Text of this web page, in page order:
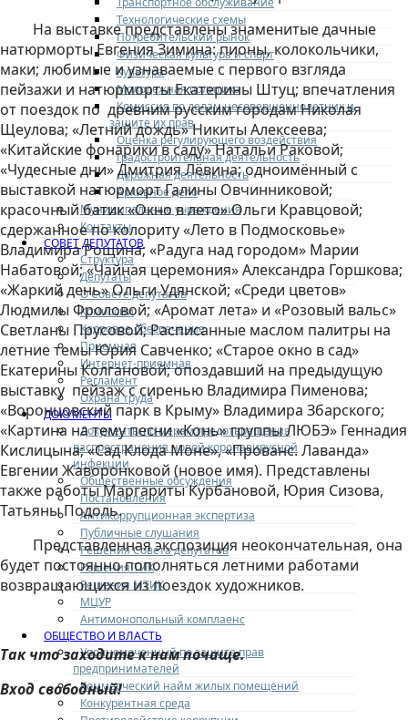
Технологические схемы
Потребительский рынок
Физическая культура и спорт
Культура
Молодежная политика
Комиссия по делам несовершеннолетних и
защите их прав
Оценка регулирующего воздействия
Градостроительная деятельность
Дорожная деятельность
Архивное дело
Муниципальные учреждения
Контакты
СОВЕТ ДЕПУТАТОВ
Структура
Депутаты
О Совете депутатов
Комиссии
Кадровое обеспечение
Приемная
Интернет-приемная
Регламент
Охрана труда
ДОКУМЕНТЫ
Документы по мерам предотвращения
распространения новой коронавирусной
инфекции
Общественные обсуждения
Постановления
Антикоррупционная экспертиза
Публичные слушания
Решения Совета депутатов
Решения ТИК
Решения МТИК
МЦУР
Антимонопольный комплаенс
ОБЩЕСТВО И ВЛАСТЬ
Уполномоченный по защите прав
предпринимателей
Коммерческий найм жилых помещений
Конкурентная среда
На выставке представлены знаменитые дачные
натюрморты Евгения Зимина: пионы, колокольчики,
маки; любимые и узнаваемые с первого взгляда
пейзажи и натюрморты Екатерины Штуц; впечатления
от поездок по древним русским городам Николая
Щеулова; «Летний дождь» Никиты Алексеева;
«Китайские фонарики в саду» Натальи Раковой;
«Чудесные дни» Дмитрия Лёвина; одноимённый с
выставкой натюрморт Галины Овчинниковой;
красочный батик «Окно в лето» Ольги Кравцовой;
сдержанное по колориту «Лето в Подмосковье»
Владимира Рощина; «Радуга над городом» Марии
Набатовой; «Чайная церемония» Александра Горшкова;
«Жаркий день» Ольги Удянской; «Среди цветов»
Людмилы Фроловой; «Аромат лета» и «Розовый вальс»
Светланы Прусовой; Расписанные маслом палитры на
летние темы Юрия Савченко; «Старое окно в сад»
Екатерины Колгановой; опоздавший на предыдущую
выставку пейзаж с сиренью Владимира Пименова;
«Воронцовский парк в Крыму» Владимира Збарского;
«Картина на тему песни «Конь» группы ЛЮБЭ» Геннадия
Кислицына; «Сад Клода Моне», «Прованс. Лаванда»
Евгении Жаворонковой (новое имя). Представлены
также работы Маргариты Курбановой, Юрия Сизова,
Татьяны Подоль.
Представленная экспозиция неокончательная, она
будет постоянно пополняться летними работами
возвращающихся из поездок художников.
Так что заходите к нам почаще.
Вход свободный!